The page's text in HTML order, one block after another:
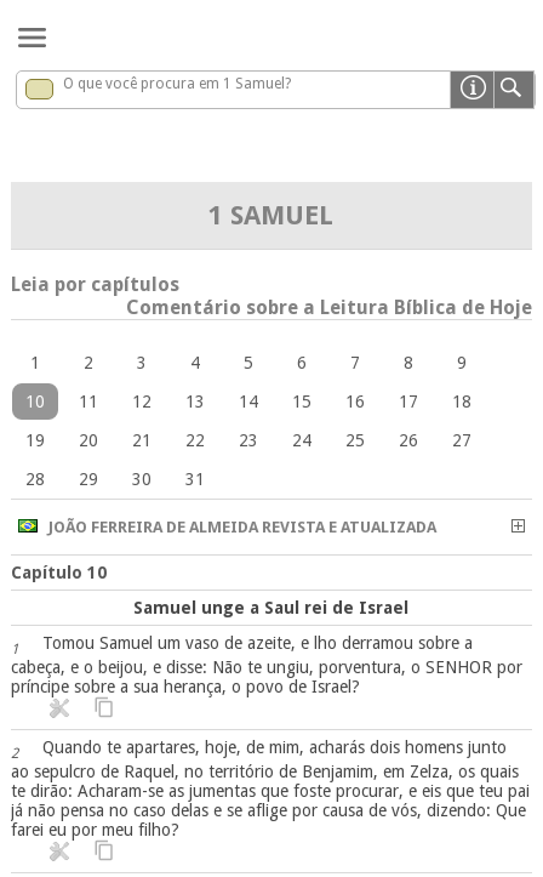
1 Samuel x
O que você procura em 1 Samuel?
1 SAMUEL
Leia por capítulos
Comentário sobre a Leitura Bíblica de Hoje
1 2 3 4 5 6 7 8
9
10
11 12 13 14 15 16 17
18
19
20 21 22 23 24 25 26
27
28
29 30 31
JOÃO FERREIRA DE ALMEIDA REVISTA E ATUALIZADA
Capítulo 10
Samuel unge a Saul rei de Israel
1
Tomou Samuel um vaso de azeite, e lho derramou sobre a
cabeça, e o beijou, e disse: Não te ungiu, porventura, o SENHOR por
príncipe sobre a sua herança, o povo de Israel?
2
Quando te apartares, hoje, de mim, acharás dois homens junto
ao sepulcro de Raquel, no território de Benjamim, em Zelza, os quais
te dirão: Acharam-se as jumentas que foste procurar, e eis que teu pai
já não pensa no caso delas e se aflige por causa de vós, dizendo: Que
farei eu por meu filho?